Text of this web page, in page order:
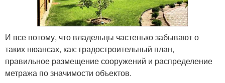
И все потому, что владельцы частенько забывают о
таких нюансах, как: градостроительный план,
правильное размещение сооружений и распределение
метража по значимости объектов.